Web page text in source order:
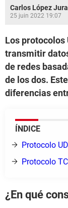
Carlos López
25 juin 2022 19:07
Los protocolos
transmitir
de redes
de los dos.
diferencias
ÍNDICE
Protocolo
Protocolo
¿En qué